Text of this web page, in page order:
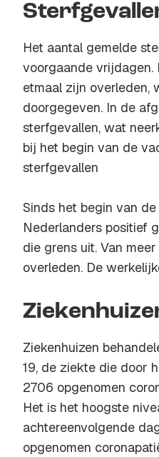
Het aantal gemelde
voorgaande vrijdagen.
etmaal zijn overleden,
doorgegeven. In de
sterfgevallen, wat
bij het begin van de
sterfgevallen
Sinds het begin van
Nederlanders positief
die grens uit. Van
overleden. De
Ziekenhuizen
19, de ziekte die door
2706 opgenomen
Het is het hoogste
achtereenvolgende
opgenomen